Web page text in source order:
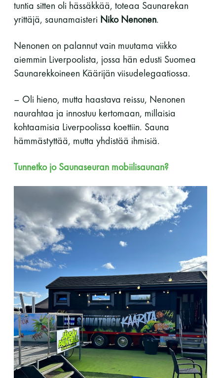
tuntia sitten oli hässäkkää, toteaa Saunarekan
yrittäjä, saunamaisteri Niko Nenonen.
Nenonen on palannut vain muutama viikko
aiemmin Liverpoolista, jossa hän edusti Suomea
Saunarekkoineen Käärijän viisudelegaatiossa.
– Oli hieno, mutta haastava reissu, Nenonen
naurahtaa ja innostuu kertomaan, millaisia
kohtaamisia Liverpoolissa koettiin. Sauna
hämmästyttää, mutta yhdistää ihmisiä.
Tunnetko jo Saunaseuran mobiilisaunan?